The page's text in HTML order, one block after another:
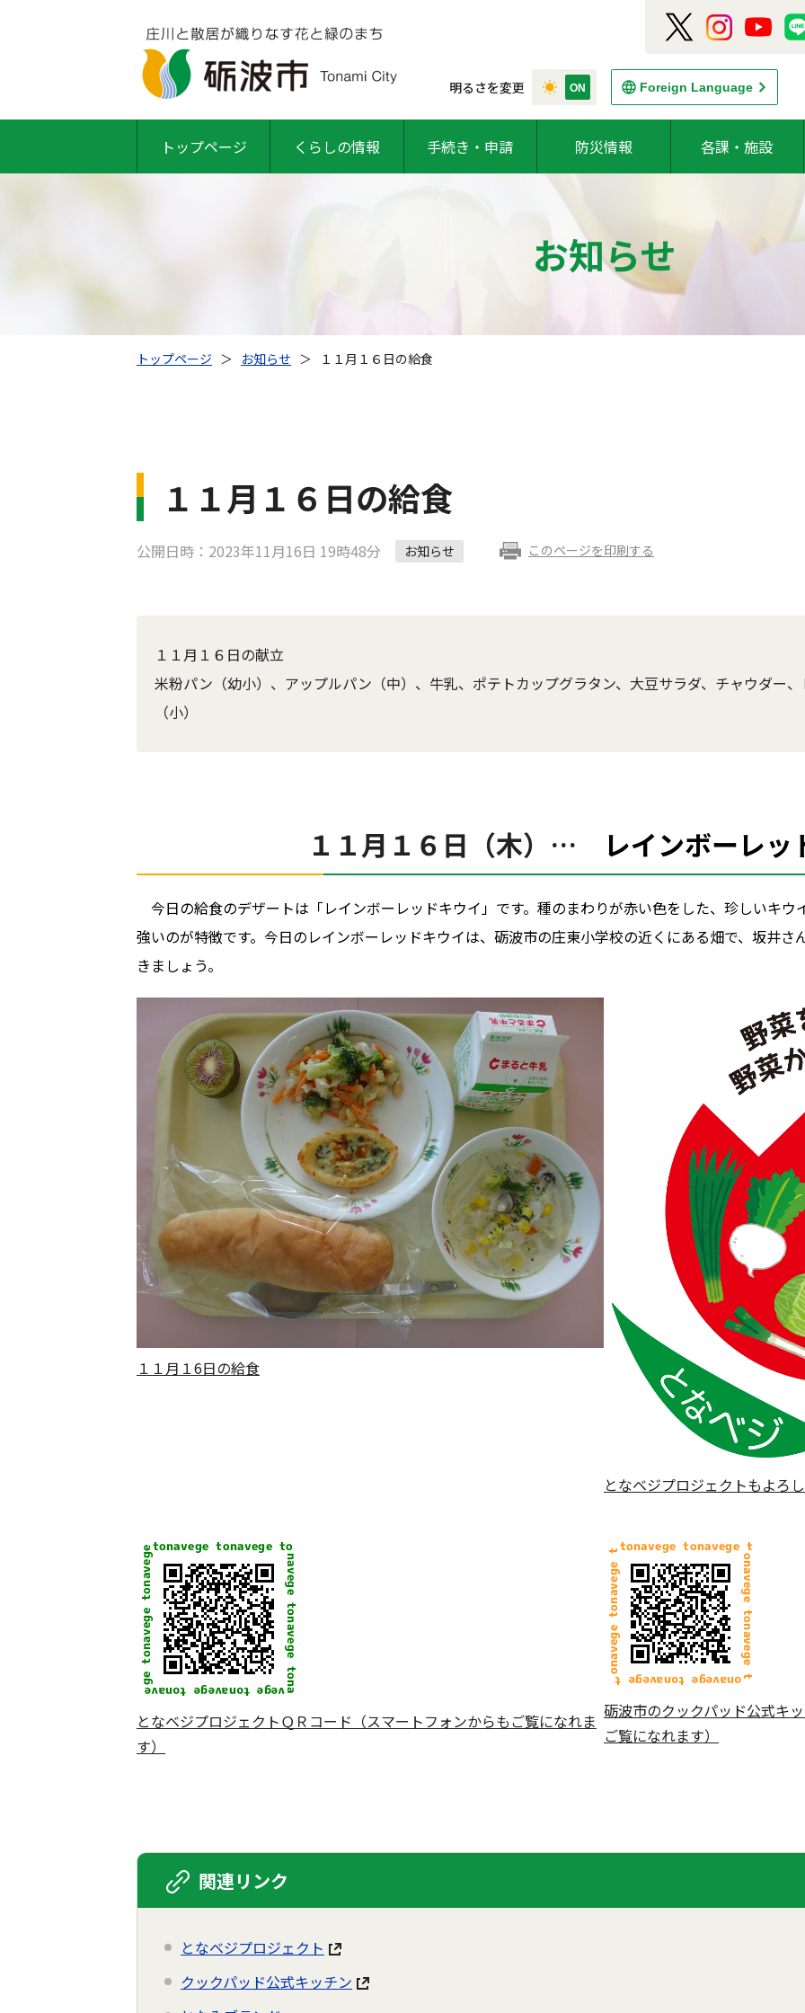
明るさを変更 Foreign Language
トップページ くらしの情報 手続き・申請 防災情報 各課・施設
お知らせ
トップページ ＞ お知らせ ＞ １１月１６日の給食
１１月１６日の給食
公開日時：2023年11月16日 19時48分 お知らせ このページを印刷する
１１月１６日の献立
米粉パン（幼小）、アップルパン（中）、牛乳、ポテトカップグラタン、大豆サラダ、チャウダー
（小）
１１月１６日（木）… レインボーレッ
今日の給食のデザートは「レインボーレッドキウイ」です。種のまわりが赤い色をした、珍しいキ
強いのが特徴です。今日のレインボーレッドキウイは、砺波市の庄東小学校の近くにある畑で、坂井さ
きましょう。
１１月１6日の給食
となベジプロジェクトもよろ
となベジプロジェクトＱＲコード（スマートフォンからもご覧になれま
す）
砺波市のクックパッド公式キ
ご覧になれます）
関連リンク
となベジプロジェクト
クックパッド公式キッチン